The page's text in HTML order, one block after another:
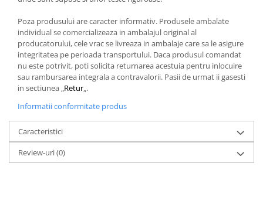
Poza produsului are caracter informativ. Produsele ambalate
individual se comercializeaza in ambalajul original al
producatorului, cele vrac se livreaza in ambalaje care sa le asigure
integritatea pe perioada transportului. Daca produsul comandat
nu este potrivit, poti solicita returnarea acestuia pentru inlocuire
sau rambursarea integrala a contravalorii. Pasii de urmat ii gasesti
in sectiunea „Retur„.
Informatii conformitate produs
Caracteristici
Review-uri(0)